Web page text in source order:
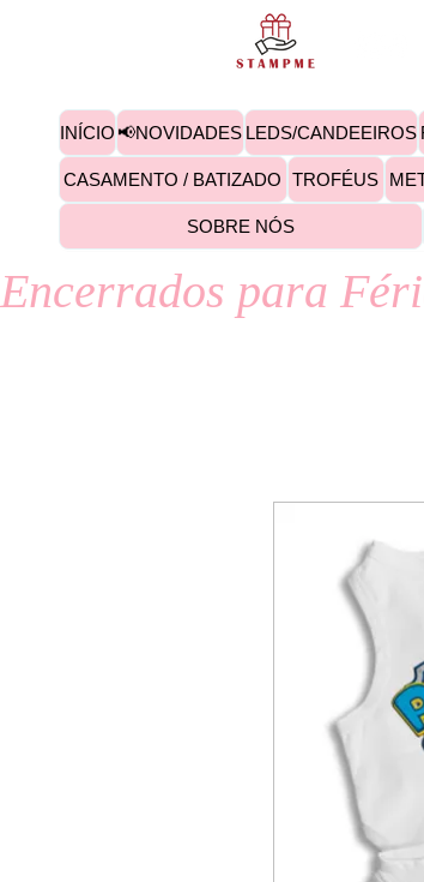
INÍCIO 📢NOVIDADES LEDS/CANDEEIROS
CASAMENTO / BATIZADO TROFÉUS
SOBRE NÓS
Encerrados para